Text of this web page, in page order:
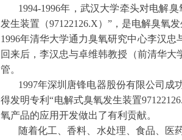
1994-1996年，武汉大学牵头对电解
发生装置（97122126.X）”，是电解臭氧
1996年清华大学通力臭氧研究中心李汉忠
回来后，李汉忠与卓维韩教授（前清华
管。
1997年深圳唐锋电器股份有限公司成
得发明专利“电解式臭氧发生装置
氧产品的应用开发做出了有利贡献。
随着化工、香料、水处理、食品、医